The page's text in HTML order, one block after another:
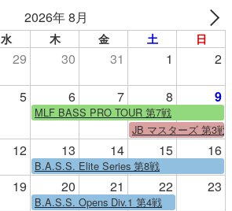
2026年 8月
水 木 金 土 日
29 30 31 1 2
5 6 7 8 9
MLF BASS PRO TOUR 第7戦
JB マスターズ 第3戦
12 13 14 15 16
B.A.S.S. Elite Series 第8戦
19 20 21 22 23
B.A.S.S. Opens Div.1 第4戦